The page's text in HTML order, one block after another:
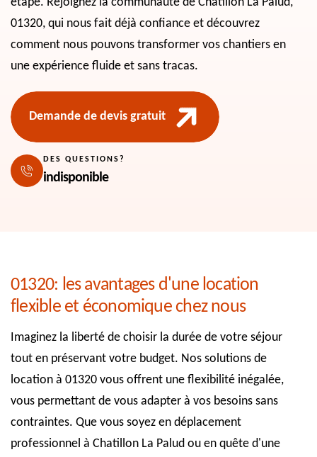
01320, qui nous fait déjà confiance et découvrez
comment nous pouvons transformer vos chantiers en
une expérience fluide et sans tracas.
Demande de devis gratuit
DES QUESTIONS?
indisponible
01320: les avantages d'une location
flexible et économique chez nous
Imaginez la liberté de choisir la durée de votre séjour
tout en préservant votre budget. Nos solutions de
location à 01320 vous offrent une flexibilité inégalée,
vous permettant de vous adapter à vos besoins sans
contraintes. Que vous soyez en déplacement
professionnel à Chatillon La Palud ou en quête d'une